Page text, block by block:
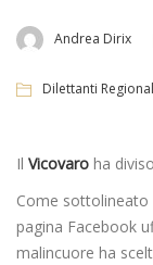
Andrea Dirix
Dilettanti
Il Vicovaro ha
Come sottolineato
pagina Facebook
malincuore ha